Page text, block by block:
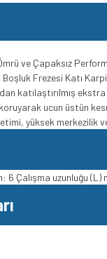
ve Çapaksız
Frezesi Katı
katılaştırılmış
ucun üstün
yüksek merkezilik
6 Çalışma uzunluğu